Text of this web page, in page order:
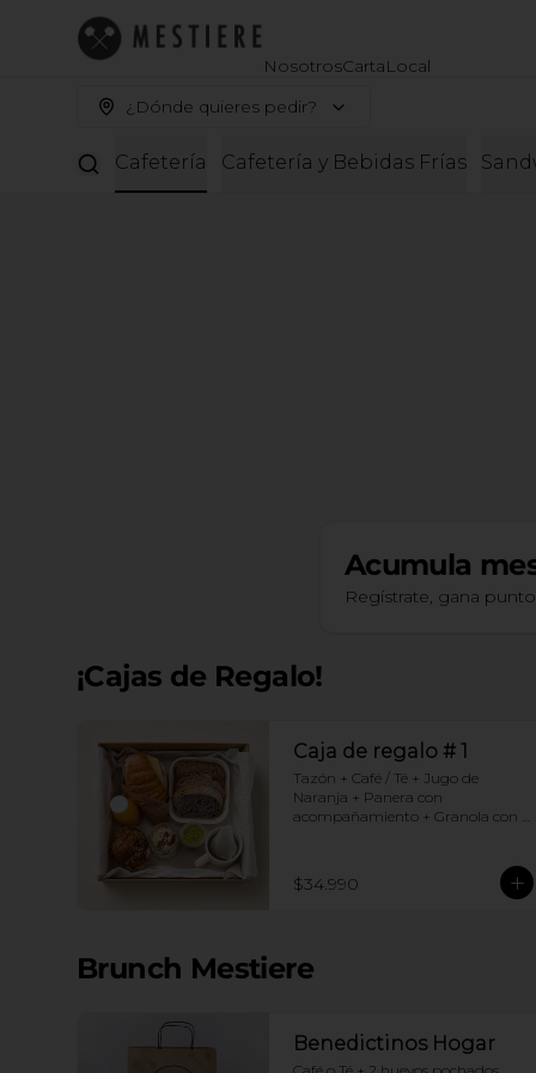
NosotrosCartaLocal
¿Dónde quieres pedir?
del Té Cafetería Cafetería y Bebidas Frías
Acumula
Regístrate, gana
¡Cajas de Regalo!
Caja de regalo # 1
Tazón + Café / Té + Jugo de
Naranja + Panera con
acompañamiento + Granola con
$34.990
Brunch Mestiere
Benedictinos Hogar